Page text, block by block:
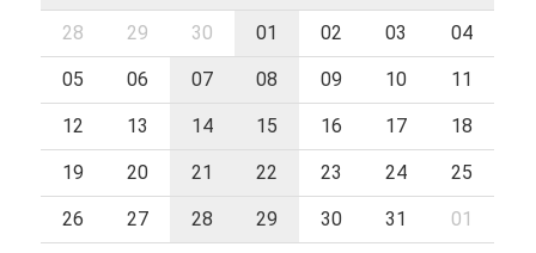
28 29 30 01 02 03 04
05 06 07 08 09 10 11
12 13 14 15 16 17 18
19 20 21 22 23 24 25
26 27 28 29 30 31 01